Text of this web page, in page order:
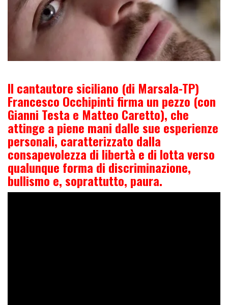
Il cantautore siciliano (di Marsala-TP)
Francesco Occhipinti firma un pezzo (con
Gianni Testa e Matteo Caretto), che
attinge a piene mani dalle sue esperienze
personali, caratterizzato dalla
consapevolezza di libertà e di lotta verso
qualunque forma di discriminazione,
bullismo e, soprattutto, paura.